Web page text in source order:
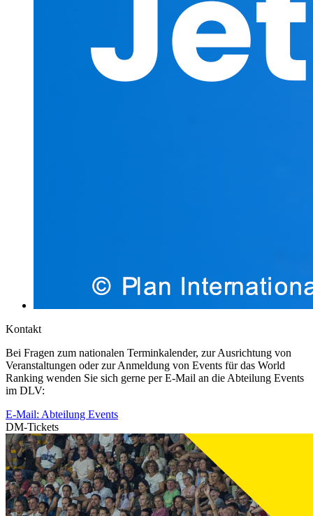
Kontakt
Bei Fragen zum nationalen Terminkalender, zur Ausrichtung von
Veranstaltungen oder zur Anmeldung von Events für das World
Ranking wenden Sie sich gerne per E-Mail an die Abteilung Events
im DLV:
E-Mail: Abteilung Events
DM-Tickets